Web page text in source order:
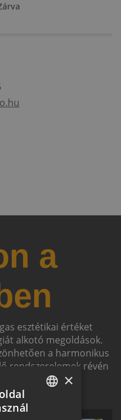
a
esztétikai értéket
alkotó megoldások.
a harmonikus
rendszerelemek révén
HUNGARIAN
×